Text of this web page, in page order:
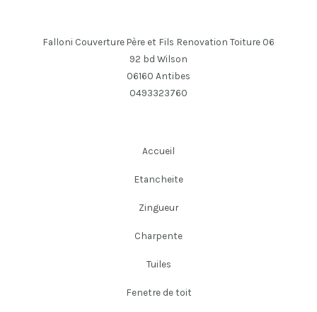
Falloni Couverture Père et Fils Renovation Toiture 06
92 bd Wilson
06160 Antibes
0493323760
Accueil
Etancheite
Zingueur
Charpente
Tuiles
Fenetre de toit